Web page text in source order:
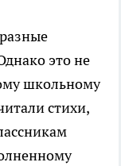
это не
школьному
стихи,